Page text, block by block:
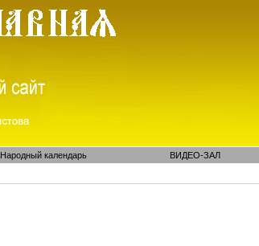
Народный календарь ВИДЕО-ЗАЛ